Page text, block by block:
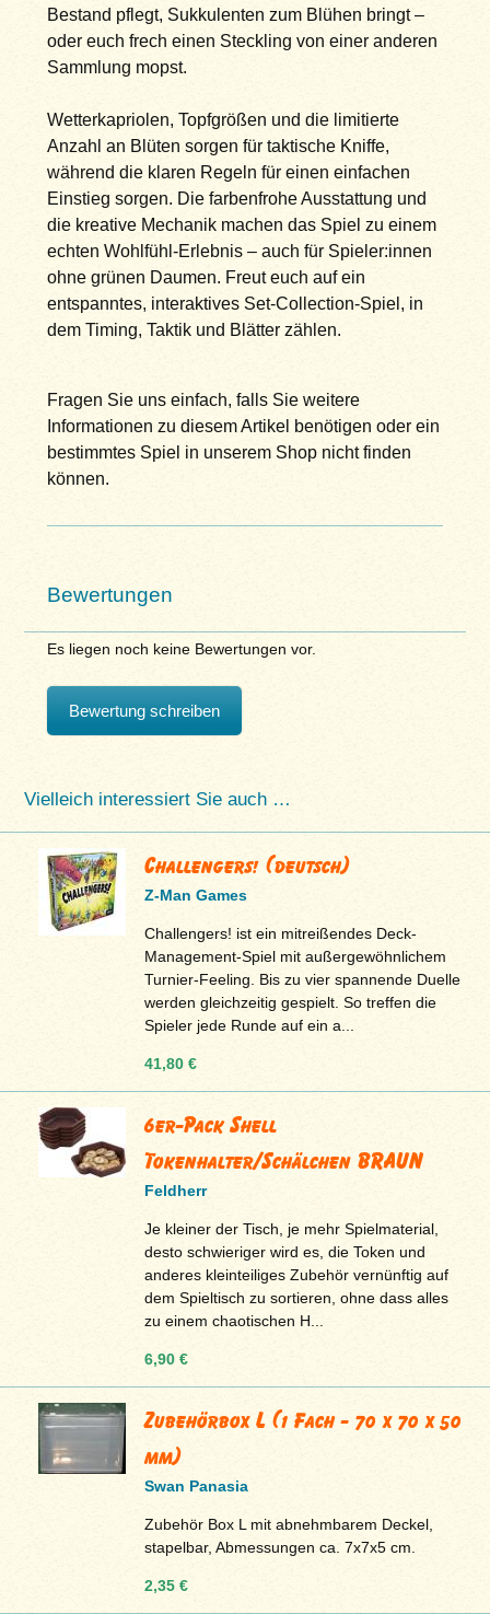
Bestand pflegt, Sukkulenten zum Blühen bringt –
oder euch frech einen Steckling von einer anderen
Sammlung mopst.
Wetterkapriolen, Topfgrößen und die limitierte
Anzahl an Blüten sorgen für taktische Kniffe,
während die klaren Regeln für einen einfachen
Einstieg sorgen. Die farbenfrohe Ausstattung und
die kreative Mechanik machen das Spiel zu einem
echten Wohlfühl-Erlebnis – auch für Spieler:innen
ohne grünen Daumen. Freut euch auf ein
entspanntes, interaktives Set-Collection-Spiel, in
dem Timing, Taktik und Blätter zählen.
Fragen Sie uns einfach, falls Sie weitere
Informationen zu diesem Artikel benötigen oder ein
bestimmtes Spiel in unserem Shop nicht finden
können.
Bewertungen
Es liegen noch keine Bewertungen vor.
Bewertung schreiben
Vielleich interessiert Sie auch …
Challengers! (deutsch)
Z-Man Games
Challengers! ist ein mitreißendes Deck-
Management-Spiel mit außergewöhnlichem
Turnier-Feeling. Bis zu vier spannende Duelle
werden gleichzeitig gespielt. So treffen die
Spieler jede Runde auf ein a...
41,80 €
6er-Pack Shell
Tokenhalter/Schälchen BRAUN
Feldherr
Je kleiner der Tisch, je mehr Spielmaterial,
desto schwieriger wird es, die Token und
anderes kleinteiliges Zubehör vernünftig auf
dem Spieltisch zu sortieren, ohne dass alles
zu einem chaotischen H...
6,90 €
Zubehörbox L (1 Fach - 70 x 70 x 50
mm)
Swan Panasia
Zubehör Box L mit abnehmbarem Deckel,
stapelbar, Abmessungen ca. 7x7x5 cm.
2,35 €